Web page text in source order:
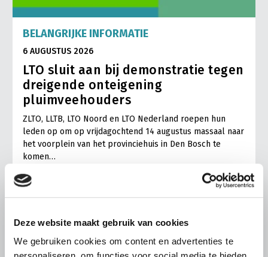
Deze website maakt gebruik van cookies
We gebruiken cookies om content en advertenties te
BELANGRIJKE INFORMATIE
6 AUGUSTUS 2026
LTO sluit aan bij demonstratie tegen
dreigende onteigening
pluimveehouders
ZLTO, LLTB, LTO Noord en LTO Nederland roepen hun
leden op om op vrijdagochtend 14 augustus massaal naar
het voorplein van het provinciehuis in Den Bosch te
komen…
Lees meer